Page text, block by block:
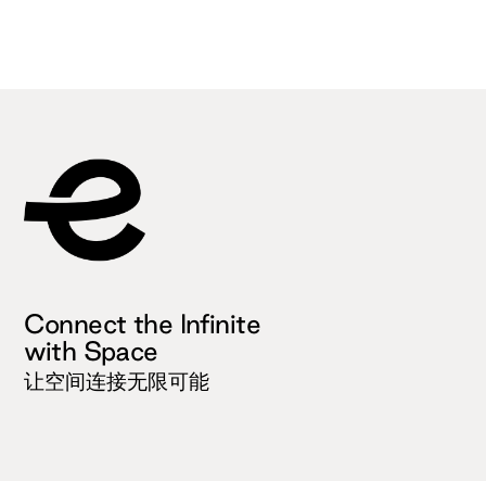
Connect the Infinite
with Space
让空间连接无限可能